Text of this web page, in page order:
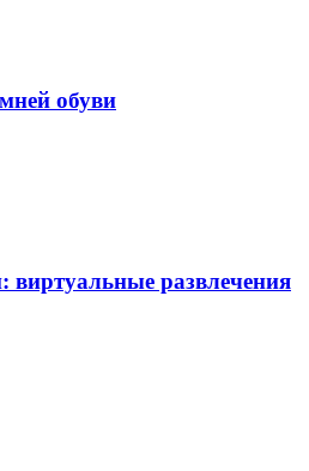
обуви
развлечения